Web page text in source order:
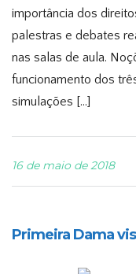
importância dos
palestras e debates
nas salas de aula.
funcionamento dos
simulações […]
16 de maio de 2018
Primeira Dama